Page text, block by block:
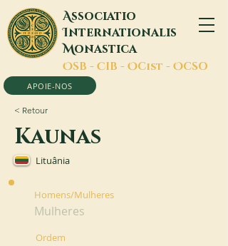
Associatio
Internationalis
Monastica
OSB - CIB - OCist - OCSO
APOIE-NOS
< Retour
Kaunas
Lituânia
Homens/Mulheres
Mulheres
Ordem